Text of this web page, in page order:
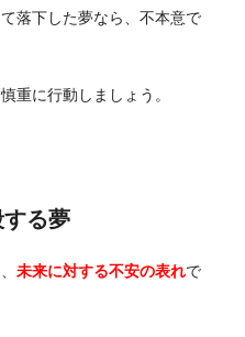
落下した夢なら、不本意で
重に行動しましょう。
る夢
未来に対する不安の表れで